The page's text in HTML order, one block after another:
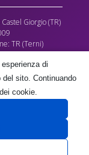
Giorgio (TR)
TR (Terni)
3, Castel Giorgio -
di questo sito, quale
a lei gratuitamente
di
sito. Continuando
cookie.